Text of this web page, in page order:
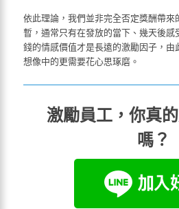
依此理論，我們並非完全否定獎酬帶
暫，通常只有在發放的當下、幾天後
錢的情感價值才是長遠的激勵因子，
想像中的更需要花心思琢磨。
激勵員工，你真
嗎？